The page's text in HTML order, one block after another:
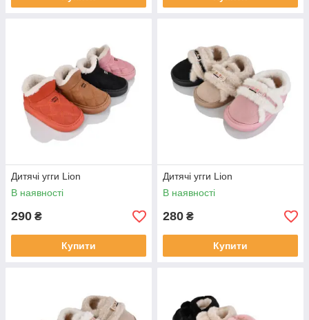
Дитячі угги Lion
В наявності
290 ₴
Купити
Дитячі угги Lion
В наявності
280 ₴
Купити